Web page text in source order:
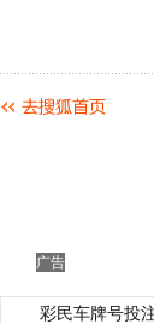
广告
彩民车牌号投